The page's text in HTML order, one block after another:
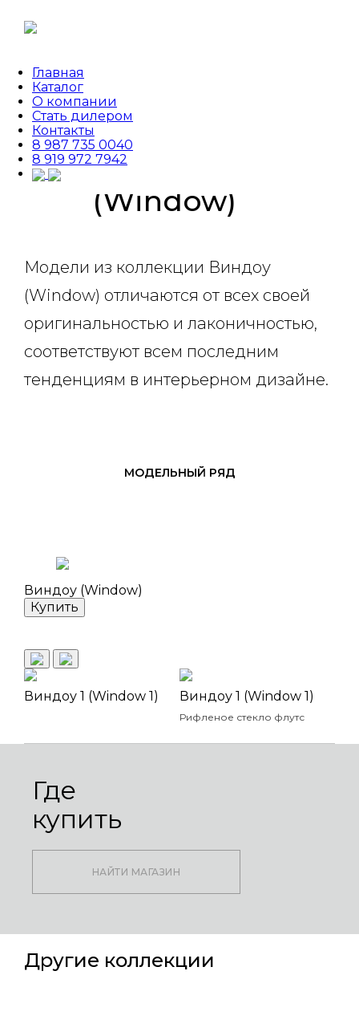
Главная
Каталог
О компании
Стать дилером
Контакты
8 987 735 0040
8 919 972 7942
Главная›
Виндоу (Window)
Виндоу
(Window)
Модели из коллекции Виндоу
(Window) отличаются от всех своей
оригинальностью и лаконичностью,
соответствуют всем последним
тенденциям в интерьерном дизайне.
МОДЕЛЬНЫЙ РЯД
Виндоу (Window)
Купить
Виндоу 1 (Window 1) Виндоу 1 (Window 1)
Рифленое стекло флутс
Где
купить
НАЙТИ МАГАЗИН
Другие коллекции